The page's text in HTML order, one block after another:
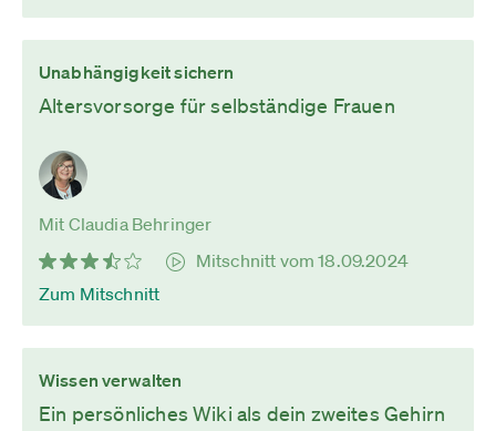
Unabhängigkeit sichern
Altersvorsorge für selbständige Frauen
Mit Claudia Behringer
Mitschnitt vom 18.09.2024
Zum Mitschnitt
Wissen verwalten
Ein persönliches Wiki als dein zweites Gehirn